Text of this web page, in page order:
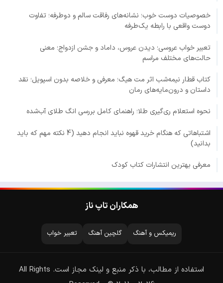
خصوصیات دوست خوب؛ نشانه‌های رفاقت سالم و دوطرفه؛ تفاوت
دوست واقعی با رابطه یک‌طرفه
تعبیر خواب عروسی؛ دیدن عروس، داماد و جشن ازدواج؛ معنی
حالت‌های مختلف مراسم
کتاب قطار نیمه‌شب اثر مت هیگ؛ معرفی و خلاصه بدون اسپویل؛ نقد
داستان و درون‌مایه‌های رمان
نحوه استعلام ری‌گیری طلا؛ راهنمای کامل بررسی انگ طلای آب‌شده
اشتباهاتی که هنگام خرید قهوه نباید انجام دهید (4 نکته مهم که باید
بدانید)
معرفی بهترین انتشارات کتاب کودک
همکاران تاپ ناز
ریمیکس و آهنگ گلچین آهنگ تعبیر خواب
استفاده از مطالب، با ذکر منبع و لینک مجاز است. All Rights